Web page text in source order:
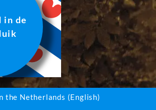
in de
the Netherlands (English)